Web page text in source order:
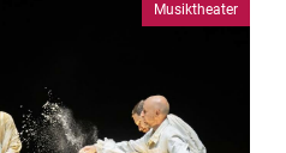
Musiktheater